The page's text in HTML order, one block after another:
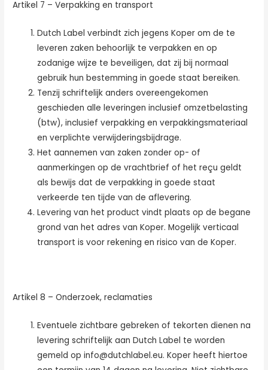
Artikel 7 – Verpakking en transport
Dutch Label verbindt zich jegens Koper om de te
leveren zaken behoorlijk te verpakken en op
zodanige wijze te beveiligen, dat zij bij normaal
gebruik hun bestemming in goede staat bereiken.
Tenzij schriftelijk anders overeengekomen
geschieden alle leveringen inclusief omzetbelasting
(btw), inclusief verpakking en verpakkingsmateriaal
en verplichte verwijderingsbijdrage.
Het aannemen van zaken zonder op- of
aanmerkingen op de vrachtbrief of het reçu geldt
als bewijs dat de verpakking in goede staat
verkeerde ten tijde van de aflevering.
Levering van het product vindt plaats op de begane
grond van het adres van Koper. Mogelijk verticaal
transport is voor rekening en risico van de Koper.
Artikel 8 – Onderzoek, reclamaties
Eventuele zichtbare gebreken of tekorten dienen na
levering schriftelijk aan Dutch Label te worden
gemeld op info@dutchlabel.eu. Koper heeft hiertoe